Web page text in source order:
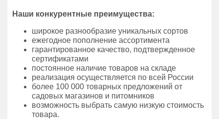
Наши конкурентные преимущества:
широкое разнообразие уникальных сортов
ежегодное пополнение ассортимента
гарантированное качество, подтвержденное
сертификатами
постоянное наличие товаров на складе
реализация осуществляется по всей России
более 100 000 товарных предложений от
садовых магазинов и питомников
возможность выбрать самую низкую стоимость
товара.